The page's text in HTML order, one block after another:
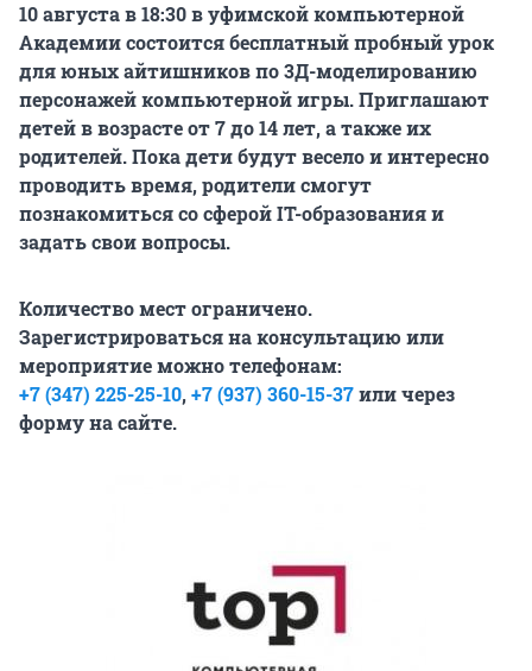
10 августа в 18:30 в уфимской компьютерной
Академии состоится бесплатный пробный урок
для юных айтишников по 3Д-моделированию
персонажей компьютерной игры. Приглашают
детей в возрасте от 7 до 14 лет, а также их
родителей. Пока дети будут весело и интересно
проводить время, родители смогут
познакомиться со сферой IT-образования и
задать свои вопросы.
Количество мест ограничено.
Зарегистрироваться на консультацию или
мероприятие можно телефонам:
+7 (347) 225-25-10,+7 (937) 360-15-37или через
форму насайте.